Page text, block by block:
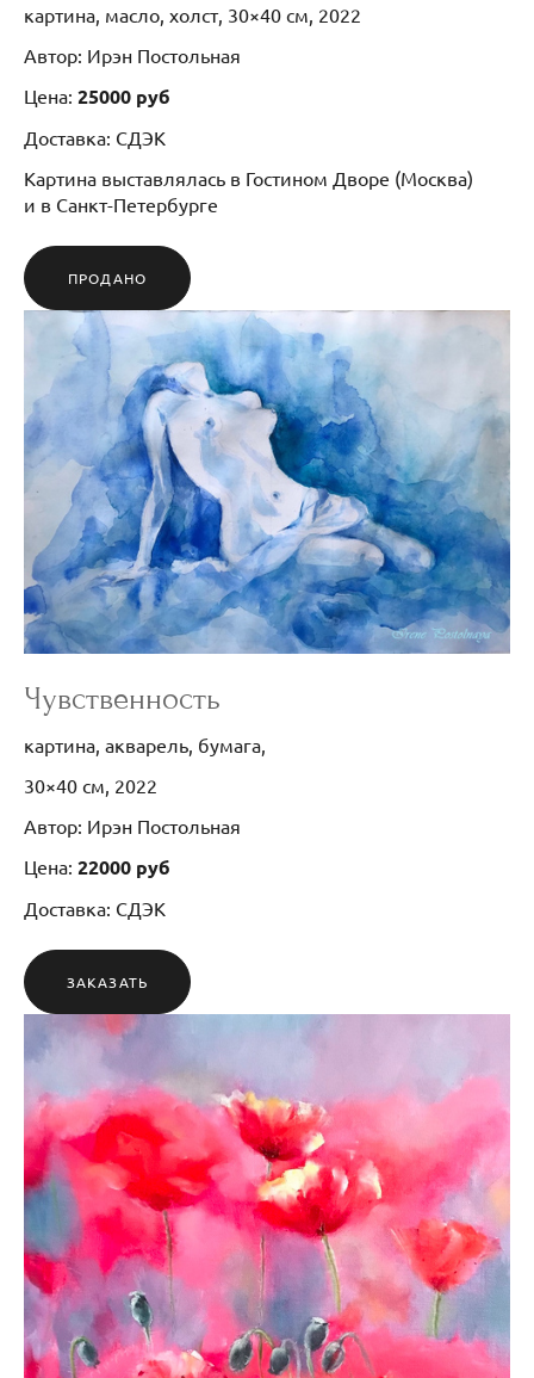
картина, масло, холст, 30×40 см, 2022
Автор: Ирэн Постольная
Цена: 25000 руб
Доставка: СДЭК
Картина выставлялась в Гостином Дворе (Москва)
и в Санкт-Петербурге
ПРОДАНО
Чувственность
картина, акварель, бумага,
30×40 см, 2022
Автор: Ирэн Постольная
Цена: 22000 руб
Доставка: СДЭК
ЗАКАЗАТЬ